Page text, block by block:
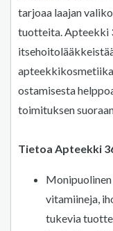
tarjoaa laajan
tuotteita. Apteekki
ostamisesta
toimituksen
Tietoa Apteekki
vitamiineja,
tukevia